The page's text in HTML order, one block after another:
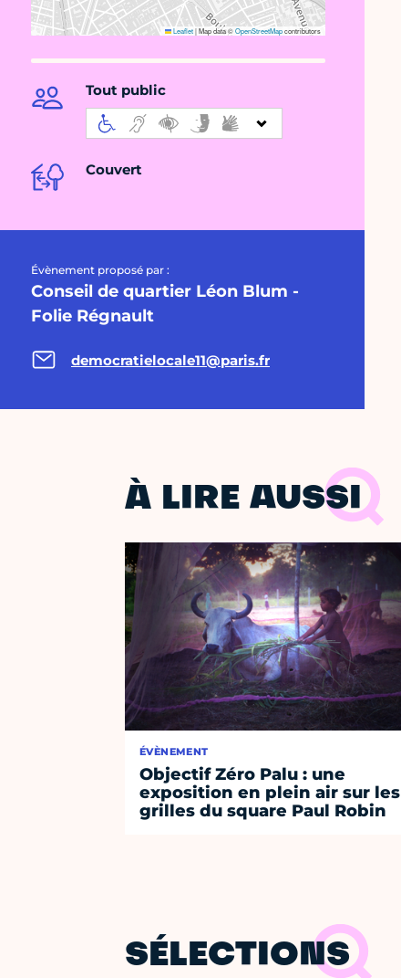
Leaflet|Map data ©OpenStreetMapcontributors
Tout public
Couvert
Évènement proposé par :
Conseil de quartier Léon Blum -
Folie Régnault
democratielocale11@paris.fr
À LIRE AUSSI
ÉVÈNEMENT
Objectif Zéro Palu : une
exposition en plein air sur les
grilles du square Paul Robin
SÉLECTIONS